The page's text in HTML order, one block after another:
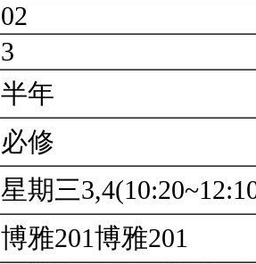
02
3
半年
必修
星期三
博雅201博雅201